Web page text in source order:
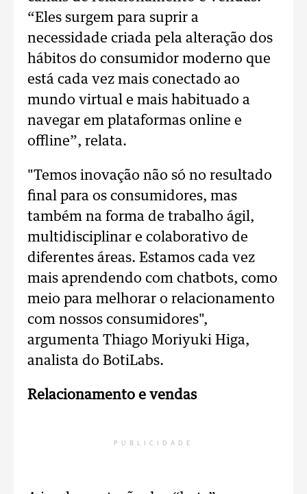
“Eles surgem para suprir a
necessidade criada pela alteração dos
hábitos do consumidor moderno que
está cada vez mais conectado ao
mundo virtual e mais habituado a
navegar em plataformas online e
offline”, relata.
"Temos inovação não só no resultado
final para os consumidores, mas
também na forma de trabalho ágil,
multidisciplinar e colaborativo de
diferentes áreas. Estamos cada vez
mais aprendendo com chatbots, como
meio para melhorar o relacionamento
com nossos consumidores",
argumenta Thiago Moriyuki Higa,
analista do BotiLabs.
Relacionamento e vendas
PUBLICIDADE